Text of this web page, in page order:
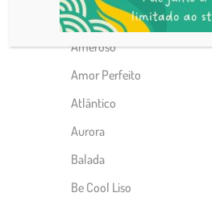
Alvor print
Ameroso
Amor Perfeito
Atlântico
Aurora
Balada
Be Cool Liso